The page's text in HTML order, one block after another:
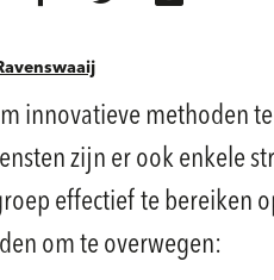
innovatieve methoden
zijn er ook enkele
effectief te bereiken
om te overwegen: